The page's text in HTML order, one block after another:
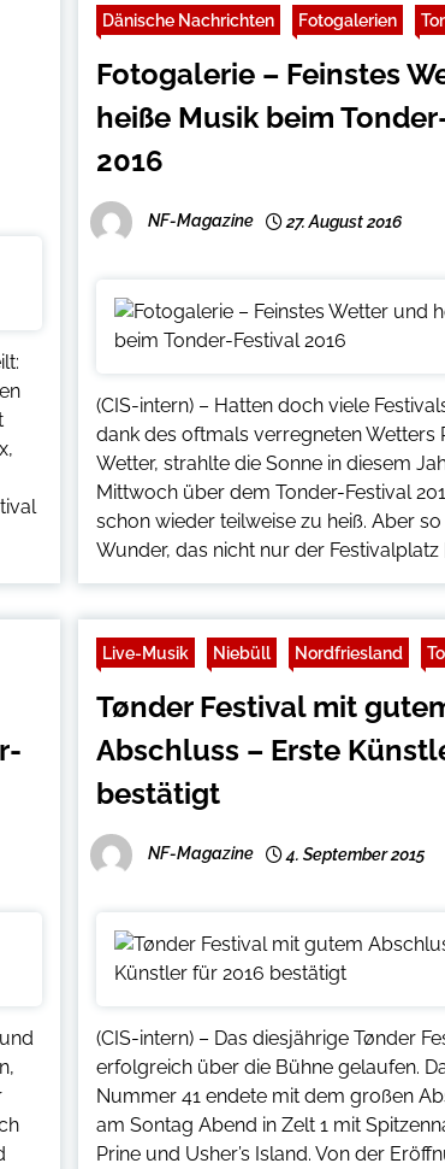
Dänische Nachrichten Fotogalerien
Fotogalerie – Feinstes
heiße Musik beim
2016
NF-Magazine 27. August 2016
(CIS-intern) – Hatten doch viele
dank des oftmals verregneten Wetters
Wetter, strahlte die Sonne in diesem
Mittwoch über dem Tonder-Festival
schon wieder teilweise zu heiß. Aber so
Wunder, das nicht nur der Festivalplatz
Live-Musik Niebüll Nordfriesland
Tønder Festival mit
Abschluss – Erste
bestätigt
NF-Magazine 4. September 2015
(CIS-intern) – Das diesjährige Tønder
erfolgreich über die Bühne gelaufen.
Nummer 41 endete mit dem großen
am Sontag Abend in Zelt 1 mit
Prine und Usher’s Island. Von der